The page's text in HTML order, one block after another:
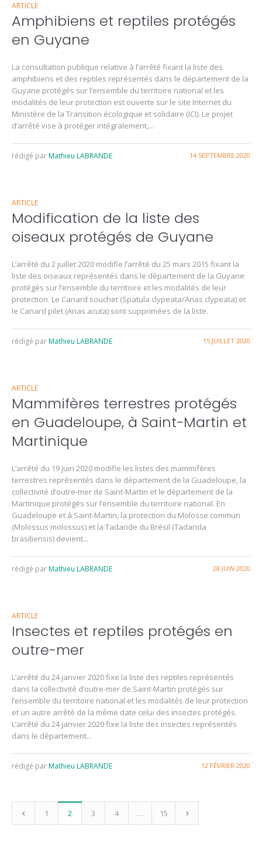
ARTICLE
Amphibiens et reptiles protégés
en Guyane
La consultation publique relative à l’arrêté fixant la liste des
amphibiens et des reptiles représentés dans le département de la
Guyane protégés sur l’ensemble du territoire national et les
modalités de leur protection est ouverte sur le site Internet du
Ministère de la Transition écologique et solidaire (ICI). Le projet
d’arrêté vise à protéger intégralement,...
14 SEPTEMBRE 2020
rédigé parMathieu LABRANDE
ARTICLE
Modification de la liste des
oiseaux protégés de Guyane
L’arrêté du 2 juillet 2020 modifie l’arrêté du 25 mars 2015 fixant la
liste des oiseaux représentés dans le département de la Guyane
protégés sur l’ensemble du territoire et les modalités de leur
protection. Le Canard souchet (Spatula clypeata/Anas clypeata) et
le Canard pilet (Anas acuta) sont supprimées de la liste.
15 JUILLET 2020
rédigé parMathieu LABRANDE
ARTICLE
Mammifères terrestres protégés
en Guadeloupe, à Saint-Martin et
Martinique
L‘arrêté du 19 juin 2020 modifie les listes des mammifères
terrestres représentés dans le département de la Guadeloupe, la
collectivité d’outre-mer de Saint-Martin et le département de la
Martinique protégés sur l’ensemble du territoire national. En
Guadeloupe et à Saint-Martin, la protection du Molosse commun
(Molossus molossus) et la Tadaride du Brésil (Tadarida
brasiliensis) devient...
28 JUIN 2020
rédigé parMathieu LABRANDE
ARTICLE
Insectes et reptiles protégés en
outre-mer
L’arrêté du 24 janvier 2020 fixe la liste des reptiles représentés
dans la collectivité d’outre-mer de Saint-Martin protégés sur
l’ensemble du territoire national et les modalités de leur protection
et un autre arrêté de la même date celui des insectes protégés.
L’arrêté du 24 janvier 2020 fixe la liste des insectes représentés
dans le département...
12 FÉVRIER 2020
rédigé parMathieu LABRANDE
1 2 3 4 … 15